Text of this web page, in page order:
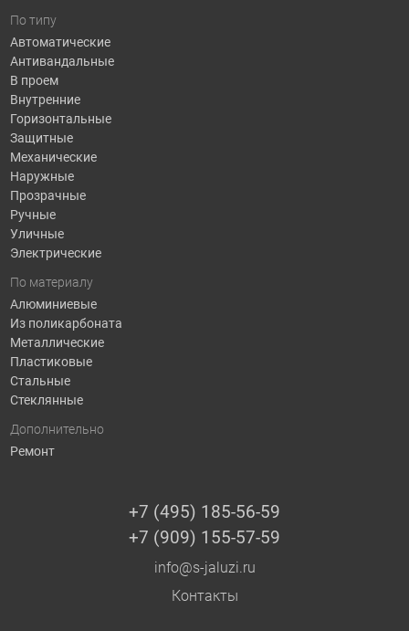
По типу
Автоматические
Антивандальные
В проем
Внутренние
Горизонтальные
Защитные
Механические
Наружные
Прозрачные
Ручные
Уличные
Электрические
По материалу
Алюминиевые
Из поликарбоната
Металлические
Пластиковые
Стальные
Стеклянные
Дополнительно
Ремонт
+7 (495) 185-56-59
+7 (909) 155-57-59
info@s-jaluzi.ru
Контакты